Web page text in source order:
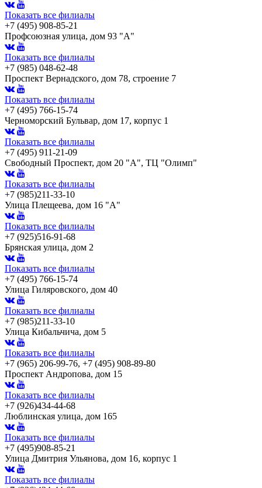
Показать все филиалы
+7 (495) 908-85-21
Профсоюзная улица, дом 93 "А"
Показать все филиалы
+7 (985) 048-62-48
Проспект Вернадского, дом 78, строение 7
Показать все филиалы
+7 (495) 766-15-74
Черноморский Бульвар, дом 17, корпус 1
Показать все филиалы
+7 (495) 911-21-09
Свободный Проспект, дом 20 "А", ТЦ "Олимп"
Показать все филиалы
+7 (985)211-33-10
Улица Плещеева, дом 16 "А"
Показать все филиалы
+7 (925)516-91-68
Брянская улица, дом 2
Показать все филиалы
+7 (495) 766-15-74
Улица Гиляровского, дом 40
Показать все филиалы
+7 (985)211-33-10
Улица Кибальчича, дом 5
Показать все филиалы
+7 (965) 206-99-76, +7 (495) 908-89-80
Проспект Андропова, дом 15
Показать все филиалы
+7 (926)434-44-68
Люблинская улица, дом 165
Показать все филиалы
+7 (495)908-85-21
Улица Дмитрия Ульянова, дом 16, корпус 1
Показать все филиалы